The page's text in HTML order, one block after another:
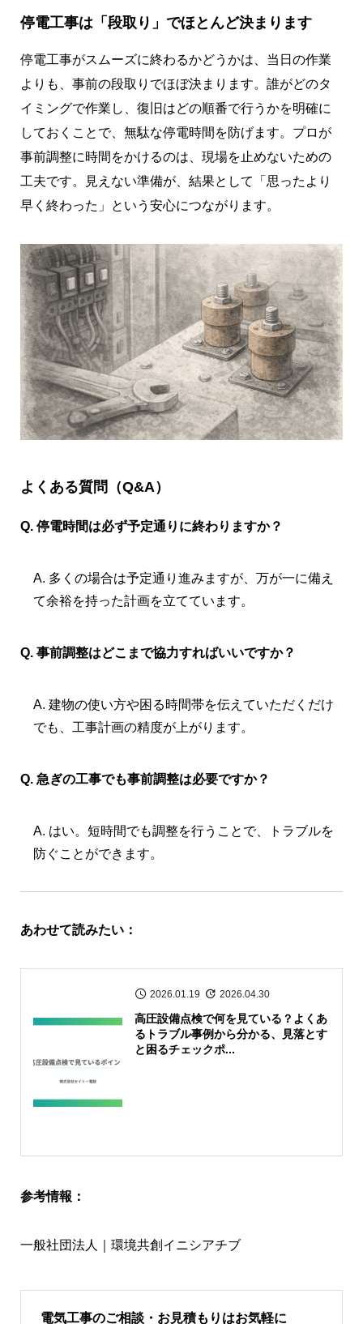
停電工事は「段取り」でほとんど決まります
停電工事がスムーズに終わるかどうかは、当日の作業
よりも、事前の段取りでほぼ決まります。誰がどのタ
イミングで作業し、復旧はどの順番で行うかを明確に
しておくことで、無駄な停電時間を防げます。プロが
事前調整に時間をかけるのは、現場を止めないための
工夫です。見えない準備が、結果として「思ったより
早く終わった」という安心につながります。
よくある質問（Q&A）
Q. 停電時間は必ず予定通りに終わりますか？
A. 多くの場合は予定通り進みますが、万が一に備え
て余裕を持った計画を立てています。
Q. 事前調整はどこまで協力すればいいですか？
A. 建物の使い方や困る時間帯を伝えていただくだけ
でも、工事計画の精度が上がります。
Q. 急ぎの工事でも事前調整は必要ですか？
A. はい。短時間でも調整を行うことで、トラブルを
防ぐことができます。
あわせて読みたい：
2026.01.19 2026.04.30
高圧設備点検で何を見ている？よくあ
るトラブル事例から分かる、見落とす
と困るチェックポ...
参考情報：
一般社団法人｜環境共創イニシアチブ
電気工事のご相談・お見積もりはお気軽に